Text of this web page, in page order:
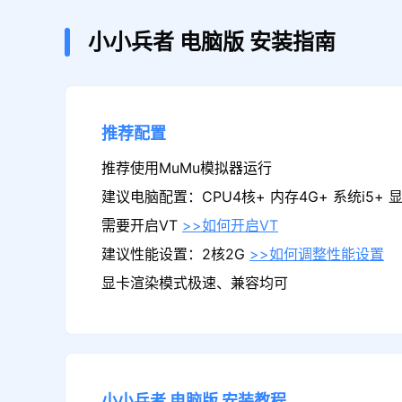
小小兵者 电脑版 安装指南
推荐配置
推荐使用MuMu模拟器运行
建议电脑配置：CPU4核+ 内存4G+ 系统i5+
需要开启VT >>如何开启VT
建议性能设置：2核2G >>如何调整性能设置
显卡渲染模式极速、兼容均可